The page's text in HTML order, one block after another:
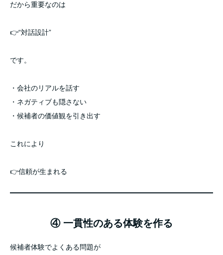
だから重要なのは
👉“対話設計”
です。
・会社のリアルを話す
・ネガティブも隠さない
・候補者の価値観を引き出す
これにより
👉信頼が生まれる
④ 一貫性のある体験を作る
候補者体験でよくある問題が